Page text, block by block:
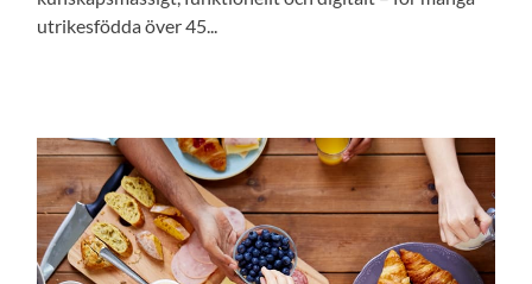
utrikesfödda över 45...